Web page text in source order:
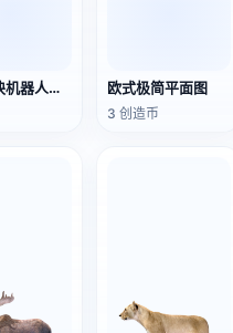
步行方块机器人（3D动画模型） 欧式极简平面图
3 创造币